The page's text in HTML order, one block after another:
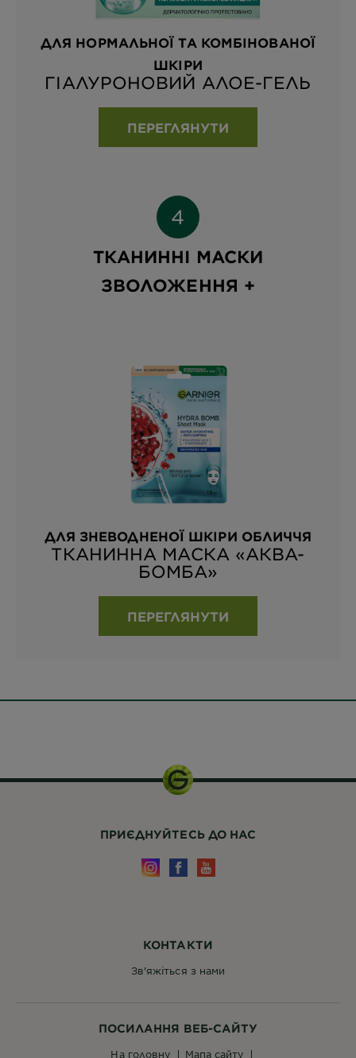
ДЛЯ НОРМАЛЬНОЇ ТА КОМБІНОВАНОЇ
ШКІРИ
ГІАЛУРОНОВИЙ АЛОЕ-ГЕЛЬ
ПЕРЕГЛЯНУТИ
ТКАНИННІ МАСКИ
ЗВОЛОЖЕННЯ +
ДЛЯ ЗНЕВОДНЕНОЇ ШКІРИ ОБЛИЧЧЯ
ТКАНИННА МАСКА «АКВА-
БОМБА»
ПЕРЕГЛЯНУТИ
ПОСИЛАННЯ ВЕБ-САЙТУ
на головну мапа сайту
КОНТАКТИ
Зв'яжіться з нами
ПРИЄДНУЙТЕСЬ ДО НАС